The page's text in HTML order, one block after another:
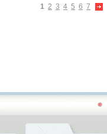
1 2 3 4 5 6 7